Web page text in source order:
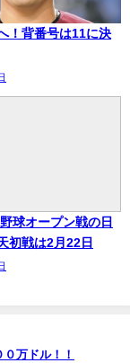
！背番号は11に決
球オープン戦の日
初戦は2月22日
万ドル！！